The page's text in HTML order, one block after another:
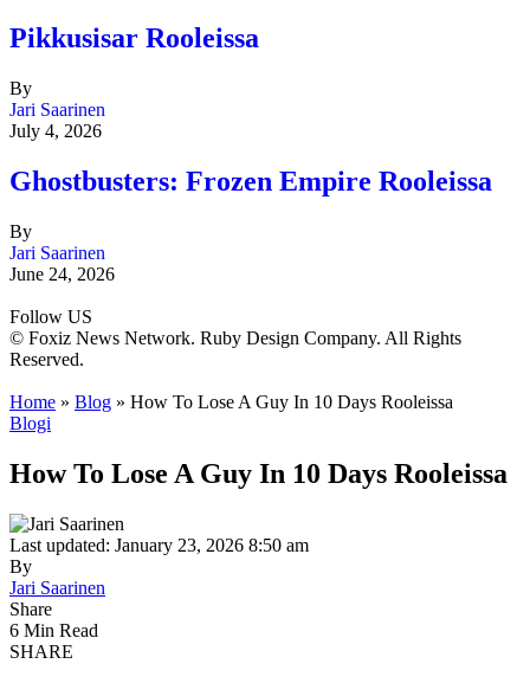
Pikkusisar Rooleissa
By
Jari Saarinen
July 4, 2026
Ghostbusters: Frozen Empire Rooleissa
By
Jari Saarinen
June 24, 2026
Follow US
© Foxiz News Network. Ruby Design Company. All Rights
Reserved.
Home » Blog » How To Lose A Guy In 10 Days Rooleissa
Blogi
How To Lose A Guy In 10 Days Rooleissa
Last updated: January 23, 2026 8:50 am
By
Jari Saarinen
Share
6 Min Read
SHARE